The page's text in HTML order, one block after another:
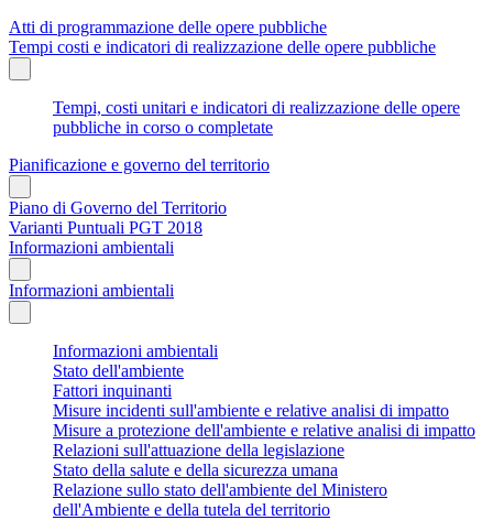
Atti di programmazione delle opere pubbliche
Tempi costi e indicatori di realizzazione delle opere pubbliche
Tempi, costi unitari e indicatori di realizzazione delle opere
pubbliche in corso o completate
Pianificazione e governo del territorio
Piano di Governo del Territorio
Varianti Puntuali PGT 2018
Informazioni ambientali
Informazioni ambientali
Informazioni ambientali
Stato dell'ambiente
Fattori inquinanti
Misure incidenti sull'ambiente e relative analisi di impatto
Misure a protezione dell'ambiente e relative analisi di impatto
Relazioni sull'attuazione della legislazione
Stato della salute e della sicurezza umana
Relazione sullo stato dell'ambiente del Ministero
dell'Ambiente e della tutela del territorio